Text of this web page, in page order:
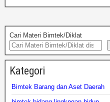
Cari Materi Bimtek/Diklat
Kategori
Bimtek Barang dan Aset Daerah